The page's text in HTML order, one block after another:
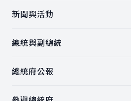
新聞與活動
總統與副總統
總統府公報